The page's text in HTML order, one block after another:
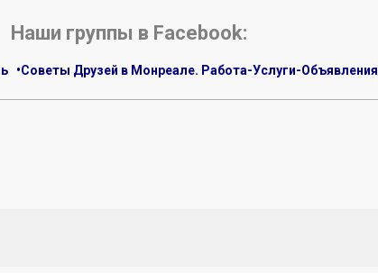
Наши группы в Facebook:
•Советы Друзей в Монреале. Работа-Услуги-Объявления